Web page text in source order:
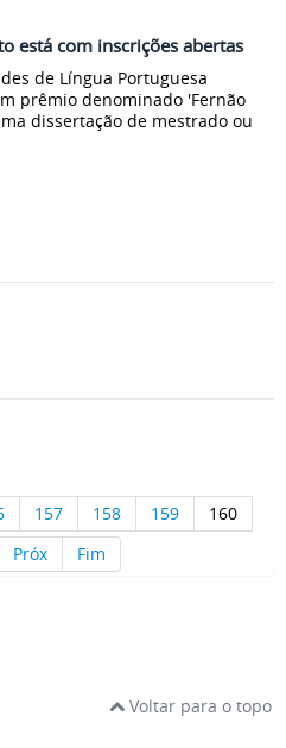
está com inscrições abertas
de Língua Portuguesa
prêmio denominado 'Fernão
dissertação de mestrado ou
157 158 159
160
Próx Fim
Voltar para o topo